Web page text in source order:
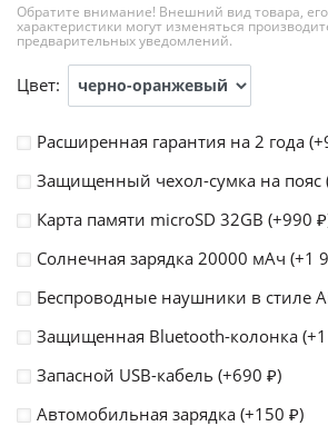
Обратите внимание! Внешний вид товара,
характеристики могут изменяться
предварительных уведомлений.
Цвет:
Расширенная гарантия на 2 года (+
Защищенный чехол-сумка на пояс
Карта памяти microSD 32GB (+990 ₽
Солнечная зарядка 20000 мАч (+1
Беспроводные наушники в стиле
Защищенная Bluetooth-колонка (+
Запасной USB-кабель (+690 ₽)
Автомобильная зарядка (+150 ₽)